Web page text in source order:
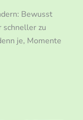
Bewusst
schneller zu
je, Momente